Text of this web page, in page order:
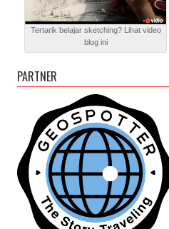
Tertarik belajar sketching? Lihat video
blog ini
PARTNER